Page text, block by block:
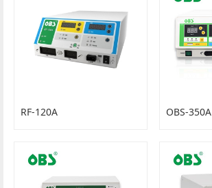
RF-120A OBS-350A